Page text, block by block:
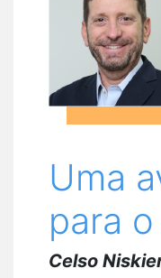
Uma
para
Celso